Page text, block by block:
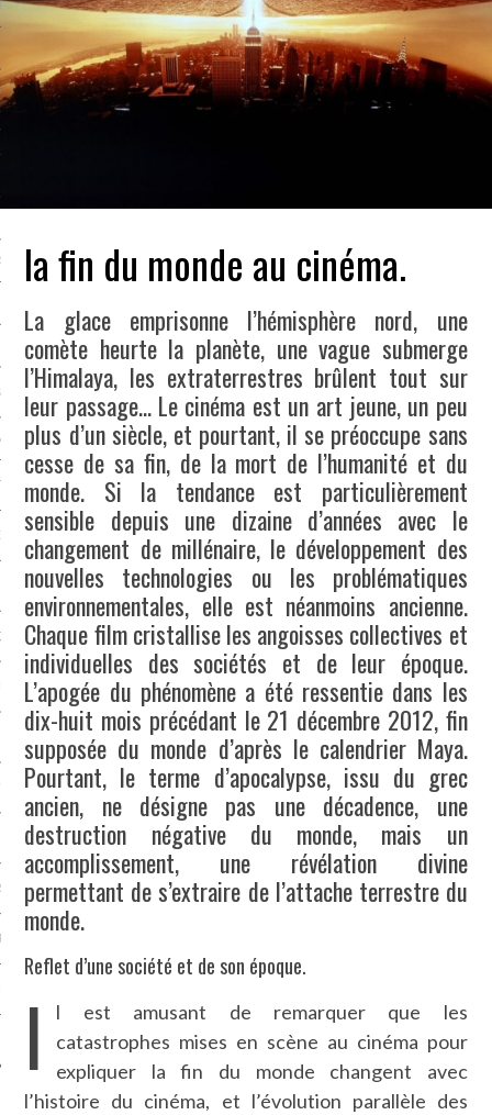
BONHEUR
GUERRE
EN VOD
la fin du monde au cinéma.
La glace emprisonne l’hémisphère nord, une
comète heurte la planète, une vague submerge
l’Himalaya, les extraterrestres brûlent tout sur
leur passage… Le cinéma est un art jeune, un peu
plus d’un siècle, et pourtant, il se préoccupe sans
cesse de sa fin, de la mort de l’humanité et du
monde. Si la tendance est particulièrement
sensible depuis une dizaine d’années avec le
changement de millénaire, le développement des
nouvelles technologies ou les problématiques
environnementales, elle est néanmoins ancienne.
Chaque film cristallise les angoisses collectives et
individuelles des sociétés et de leur époque.
L’apogée du phénomène a été ressentie dans les
dix-huit mois précédant le 21 décembre 2012, fin
supposée du monde d’après le calendrier Maya.
Pourtant, le terme d’apocalypse, issu du grec
ancien, ne désigne pas une décadence, une
destruction négative du monde, mais un
accomplissement, une révélation divine
permettant de s’extraire de l’attache terrestre du
monde.
Reflet d’une société et de son époque.
I
l est amusant de remarquer que les
catastrophes mises en scène au cinéma pour
expliquer la fin du monde changent avec
l’histoire du cinéma, et l’évolution parallèle des